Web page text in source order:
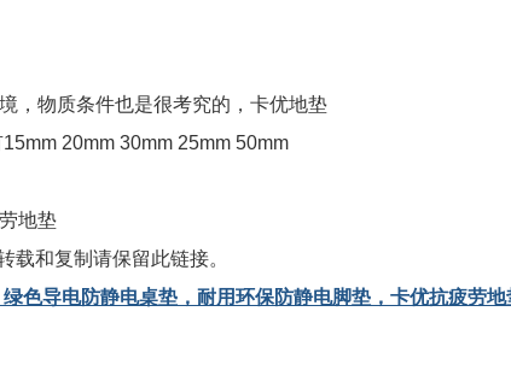
，物质条件也是很考究的，卡优地垫
20mm 30mm 25mm 50mm
地垫
转载和复制请保留此链接。
色导电防静电桌垫，耐用环保防静电脚垫，卡优抗疲劳地